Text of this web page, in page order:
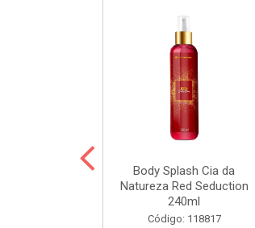
Body Splash Cia da
Natureza Red Seduction
240ml
Código: 118817